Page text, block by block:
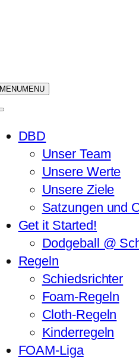
MENUMENU
DBD
Unser Team
Unsere Werte
Unsere Ziele
Satzungen und
Get it Started!
Dodgeball @
Regeln
Schiedsrichter
Foam-Regeln
Cloth-Regeln
Kinderregeln
FOAM-Liga